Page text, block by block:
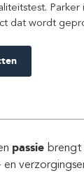
dat wordt
passie brengt